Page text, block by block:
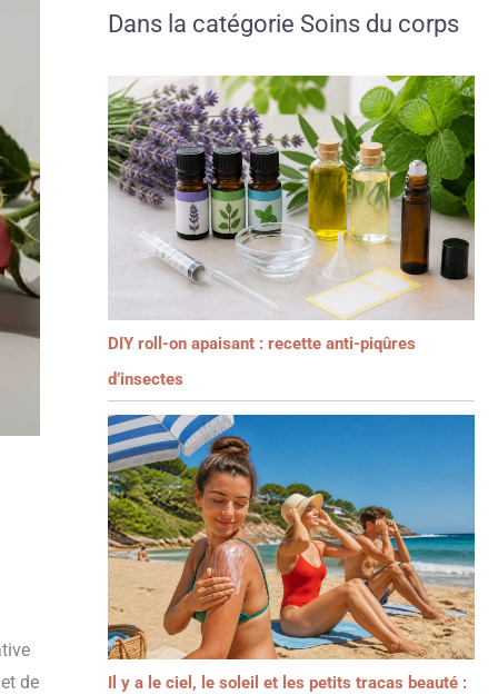
de
Dans la catégorie Soins du corps
DIY roll-on apaisant : recette anti-piqûres
d’insectes
Il y a le ciel, le soleil et les petits tracas beauté :